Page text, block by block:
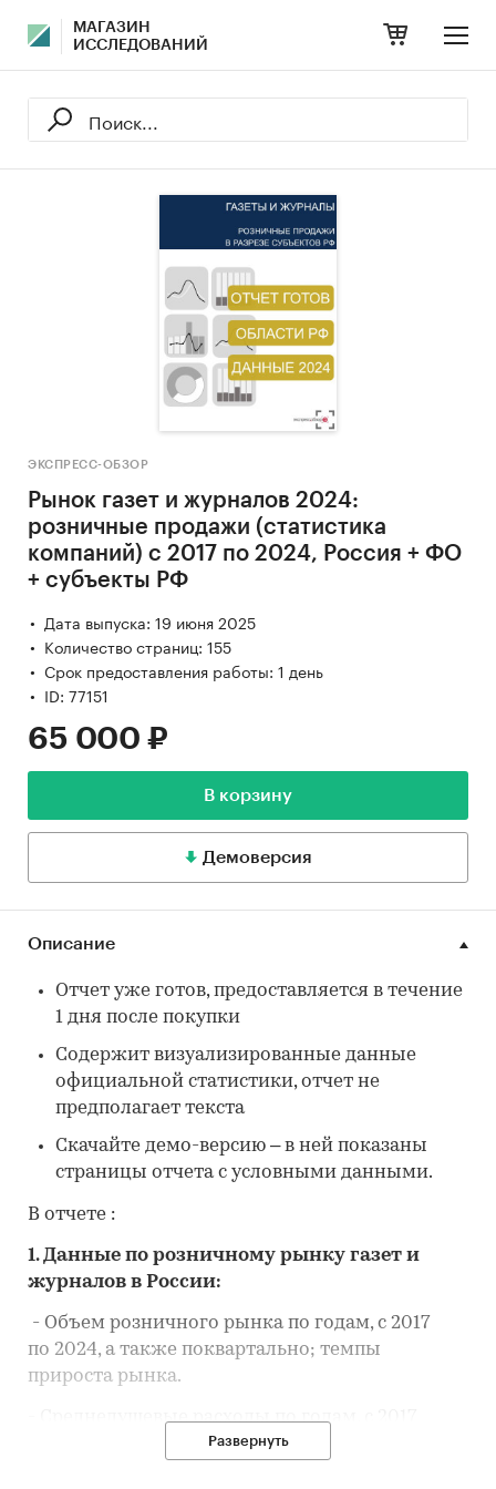
МАГАЗИН
ИССЛЕДОВАНИЙ
ЭКСПРЕСС-ОБЗОР
Рынок газет и журналов 2024:
розничные продажи (статистика
компаний) с 2017 по 2024, Россия + ФО
+ субъекты РФ
Дата выпуска: 19 июня 2025
Количество страниц: 155
Срок предоставления работы: 1 день
ID: 77151
65 000 ₽
В корзину
Демоверсия
Описание
Отчет уже готов, предоставляется в течение
1 дня после покупки
Содержит визуализированные данные
официальной статистики, отчет не
предполагает текста
Скачайте демо-версию – в ней показаны
страницы отчета с условными данными.
В отчете :
1. Данные по розничному рынку газет и
журналов в России:
- Объем розничного рынка по годам, с 2017
по 2024, а также поквартально; темпы
прироста рынка.
- Среднедушевые расходы по годам, с 2017
по 2024 года; темпы прироста среднедушевых
Развернуть